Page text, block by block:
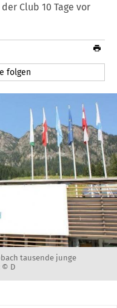
Club 10 Tage vor
folgen
tausende junge
© D